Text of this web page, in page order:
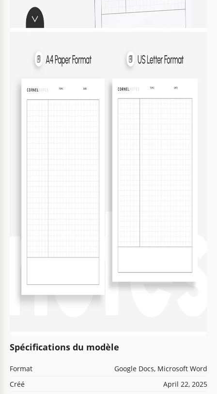
Spécifications du modèle
Format
Google Docs, Microsoft Word
Créé
April 22, 2025